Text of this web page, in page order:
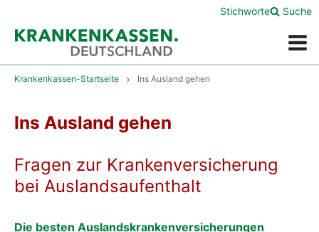
Menü
Stichworte Suche
Krankenkassen-Startseite Ins Ausland gehen
Ins Ausland gehen
Fragen zur Krankenversicherung
bei Auslandsaufenthalt
Die besten Auslandskrankenversicherungen